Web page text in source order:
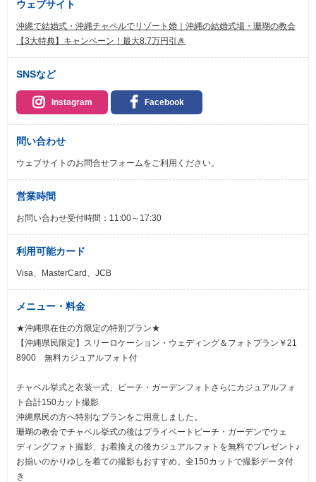
ウェブサイト
沖縄で結婚式・沖縄チャペルでリゾート婚｜沖縄の結婚式場・珊瑚の教会
【3大特典】キャンペーン！最大8.7万円引き
SNSなど
Instagram Facebook
問い合わせ
ウェブサイトのお問合せフォームをご利用ください。
営業時間
お問い合わせ受付時間：11:00～17:30
利用可能カード
Visa、MasterCard、JCB
メニュー・料金
★沖縄県在住の方限定の特別プラン★
【沖縄県民限定】スリーロケーション・ウェディング＆フォトプラン￥21
8900 無料カジュアルフォト付
チャペル挙式と衣装一式、ビーチ・ガーデンフォトさらにカジュアルフォ
ト合計150カット撮影
沖縄県民の方へ特別なプランをご用意しました。
珊瑚の教会でチャペル挙式の後はプライベートビーチ・ガーデンでウェ
ディングフォト撮影、お着換えの後カジュアルフォトを無料でプレゼント♪
お揃いのかりゆしを着ての撮影もおすすめ。全150カットで撮影データ付
き